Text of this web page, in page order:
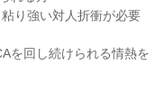
り強い対人折衝が必要
を回し続けられる情熱を